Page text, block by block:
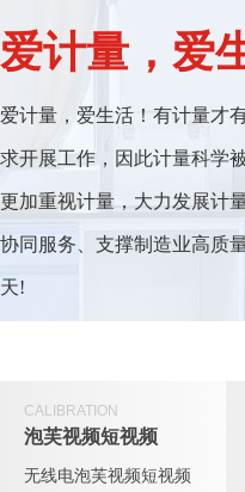
爱计量，
爱计量，爱生活！有计量才
求开展工作，因此计量科
更加重视计量，大力发展计量
协同服务、支撑制造业高质
天!
CALIBRATION
泡芙视频短视频
无线电泡芙视频短视频